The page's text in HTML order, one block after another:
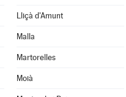
Lliçà d'Amunt
Malla
Martorelles
Moià